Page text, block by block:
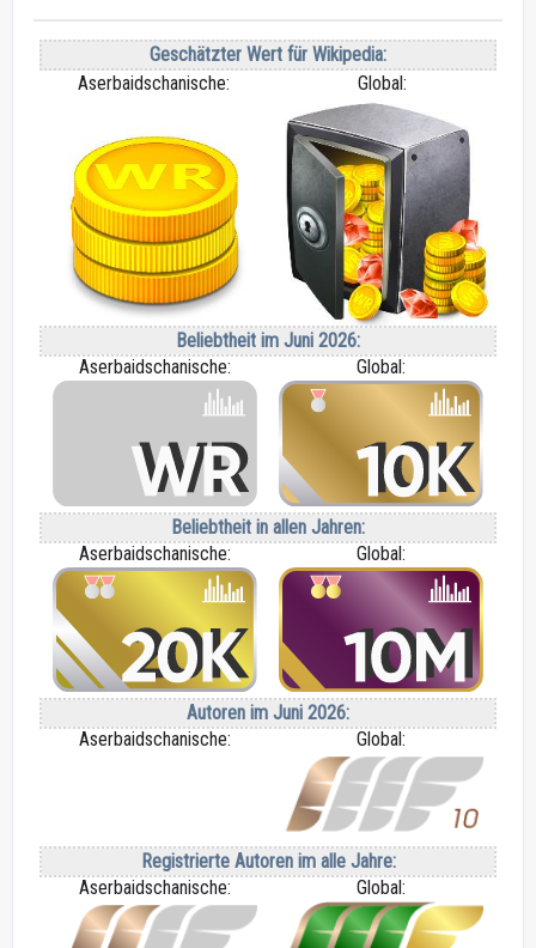
Geschätzter Wert für Wikipedia:
Aserbaidschanische:
Global:
Beliebtheit im Juni 2026:
Aserbaidschanische:
Global:
Beliebtheit in allen Jahren:
Aserbaidschanische:
Global:
Autoren im Juni 2026:
Aserbaidschanische:
Global:
Registrierte Autoren im alle Jahre:
Aserbaidschanische:
Global: